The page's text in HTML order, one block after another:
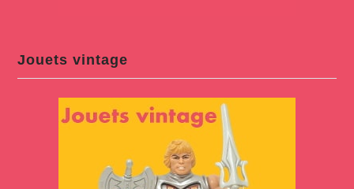
Jouets vintage